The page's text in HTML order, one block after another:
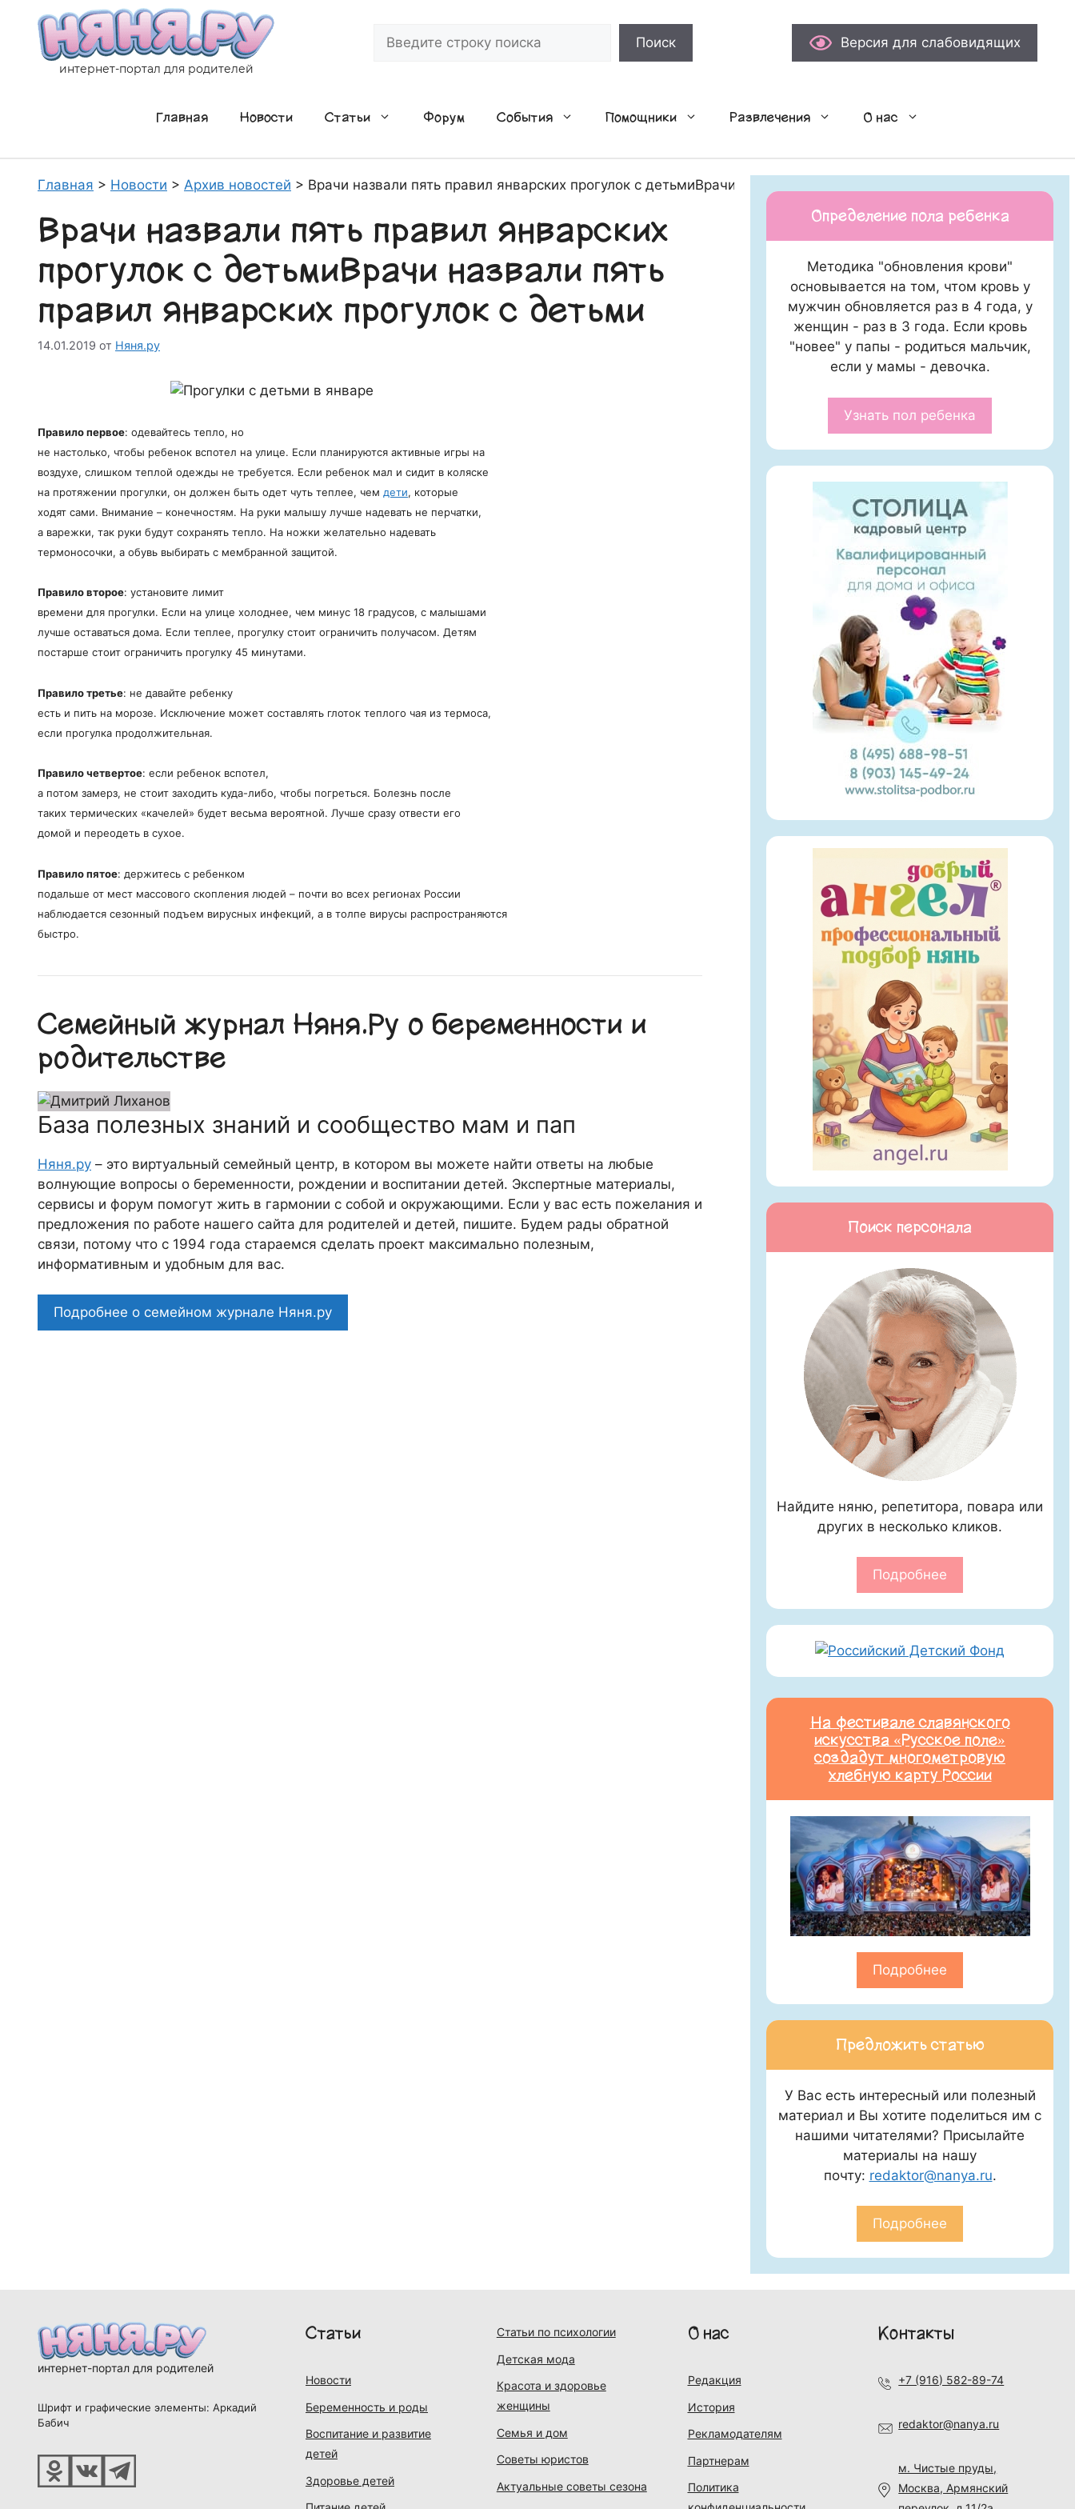
содержимому
интернет-портал для родителей
Поиск Версия для слабовидящих
Главная Новости Статьи Форум События Помощники Развлечения О нас
Главная > Новости > Архив новостей > Врачи назвали пять правил январских прогулок с детьмиВрачи назвали пять правил январских прогулок с
Врачи назвали пять правил январских
прогулок с детьмиВрачи назвали пять
правил январских прогулок с детьми
14.01.2019 от Няня.ру
Правило первое: одевайтесь тепло, но
не настолько, чтобы ребенок вспотел на улице. Если планируются активные игры на
воздухе, слишком теплой одежды не требуется. Если ребенок мал и сидит в коляске
на протяжении прогулки, он должен быть одет чуть теплее, чем дети, которые
ходят сами. Внимание – конечностям. На руки малышу лучше надевать не перчатки,
а варежки, так руки будут сохранять тепло. На ножки желательно надевать
термоносочки, а обувь выбирать с мембранной защитой.
Правило второе: установите лимит
времени для прогулки. Если на улице холоднее, чем минус 18 градусов, с малышами
лучше оставаться дома. Если теплее, прогулку стоит ограничить получасом. Детям
постарше стоит ограничить прогулку 45 минутами.
Правило третье: не давайте ребенку
есть и пить на морозе. Исключение может составлять глоток теплого чая из термоса,
если прогулка продолжительная.
Правило четвертое: если ребенок вспотел,
а потом замерз, не стоит заходить куда-либо, чтобы погреться. Болезнь после
таких термических «качелей» будет весьма вероятной. Лучше сразу отвести его
домой и переодеть в сухое.
Правило пятое: держитесь с ребенком
подальше от мест массового скопления людей – почти во всех регионах России
наблюдается сезонный подъем вирусных инфекций, а в толпе вирусы распространяются
быстро.
Семейный журнал Няня.Ру о беременности и
родительстве
База полезных знаний и сообщество мам и пап
Няня.ру – это виртуальный семейный центр, в котором вы можете найти ответы на любые
волнующие вопросы о беременности, рождении и воспитании детей. Экспертные материалы,
сервисы и форум помогут жить в гармонии с собой и окружающими. Если у вас есть пожелания и
предложения по работе нашего сайта для родителей и детей, пишите. Будем рады обратной
связи, потому что c 1994 года стараемся сделать проект максимально полезным,
информативным и удобным для вас.
Подробнее о семейном журнале Няня.ру
Определение пола ребенка
Методика "обновления крови"
основывается на том, чтом кровь у
мужчин обновляется раз в 4 года, у
женщин - раз в 3 года. Если кровь
"новее" у папы - родиться мальчик,
если у мамы - девочка.
Узнать пол ребенка
Поиск персонала
Найдите няню, репетитора, повара или
других в несколько кликов.
Подробнее
На фестивале славянского
искусства «Русское поле»
создадут многометровую
хлебную карту России
Подробнее
Предложить статью
У Вас есть интересный или полезный
материал и Вы хотите поделиться им с
нашими читателями? Присылайте
материалы на нашу
почту: redaktor@nanya.ru.
Подробнее
интернет-портал для родителей
Шрифт и графические элементы: Аркадий
Бабич
Статьи
Новости
Беременность и роды
Воспитание и развитие
детей
Здоровье детей
Статьи по психологии
Детская мода
Красота и здоровье
женщины
Семья и дом
Советы юристов
Актуальные советы сезона
О нас
Редакция
История
Рекламодателям
Партнерам
Политика
Контакты
+7 (916) 582-89-74
redaktor@nanya.ru
м. Чистые пруды,
Москва, Армянский